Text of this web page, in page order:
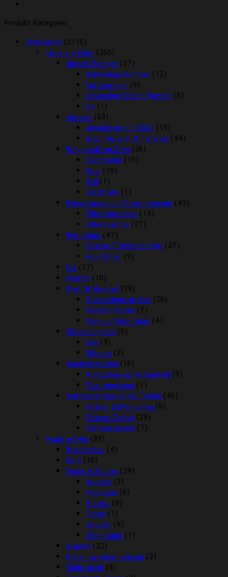
Produkt Kategorier
Dyrecenter (2116)
Akvarie artikler (350)
Akvarie Pumper (27)
Indvendige Pumper (12)
Luft pumper (9)
Udvendige Spand Pumper (5)
UV (1)
Akvarier (63)
Akvariesæt 10-260 L (19)
Biorb Akvarier & Tilbehør (44)
Baggrunde og Sten (36)
Baggrunde (15)
Grus (19)
Soil (1)
Substrate (1)
Filtersvampe og Filtermaterialer (43)
Filtermaterialer (14)
Filtersvampe (27)
Fiskefoder (47)
Diverse Fiskefoder mm (37)
Frostfoder (9)
Lys (17)
Planter (10)
Pynt til Akvariet (39)
Dekorations Artikler (26)
Plastik Planter (7)
Reje og Malle Huler (4)
Silicone og Lim (5)
Lim (3)
Silicone (2)
Vandbehandling (16)
Klargøring og Vedligehold (9)
Plantegødning (7)
Varmelegemer og div. Teknik (46)
Artikler til Rengøring (9)
Diverse Teknik (28)
Varmelegemer (7)
Fugle artikler (89)
Bunddække (4)
Bure (10)
Foder & Snacks (29)
Kanarie (3)
Papegøje (6)
Parakit (9)
Trope (1)
Undulat (9)
Æggefoder (1)
Legetøj (22)
Reder og redemateriale (3)
Sidde pinde (8)